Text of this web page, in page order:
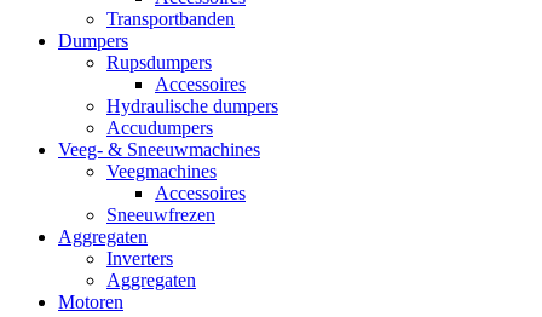
Transportbanden
Dumpers
Rupsdumpers
Accessoires
Hydraulische dumpers
Accudumpers
Veeg- & Sneeuwmachines
Veegmachines
Accessoires
Sneeuwfrezen
Aggregaten
Inverters
Aggregaten
Motoren